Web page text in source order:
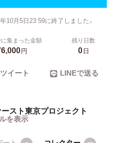
10月5日23:59に終了しました。
集まった金額
円
残り日数
0日
ツイート LINEで送る
スト東京プロジェクト
を表示